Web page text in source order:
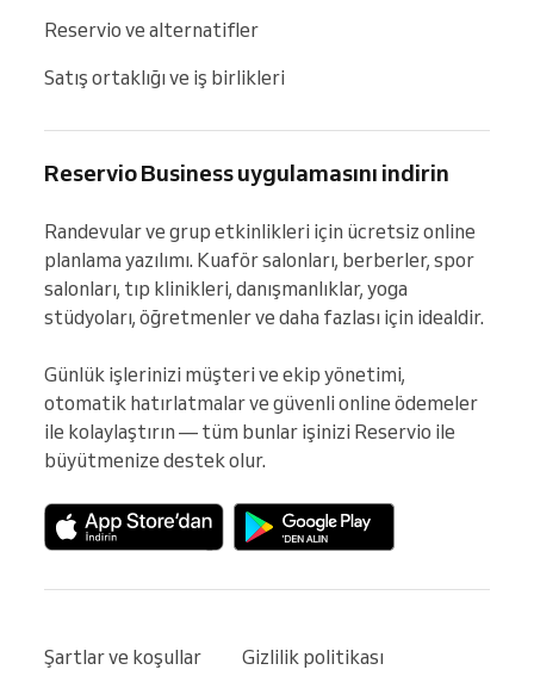
Reservio ve alternatifler
Satış ortaklığı ve iş birlikleri
Reservio Business uygulamasını indirin
Randevular ve grup etkinlikleri için ücretsiz online
planlama yazılımı. Kuaför salonları, berberler, spor
salonları, tıp klinikleri, danışmanlıklar, yoga
stüdyoları, öğretmenler ve daha fazlası için idealdir.
Günlük işlerinizi müşteri ve ekip yönetimi,
otomatik hatırlatmalar ve güvenli online ödemeler
ile kolaylaştırın — tüm bunlar işinizi Reservio ile
büyütmenize destek olur.
Şartlar ve koşullar Gizlilik politikası